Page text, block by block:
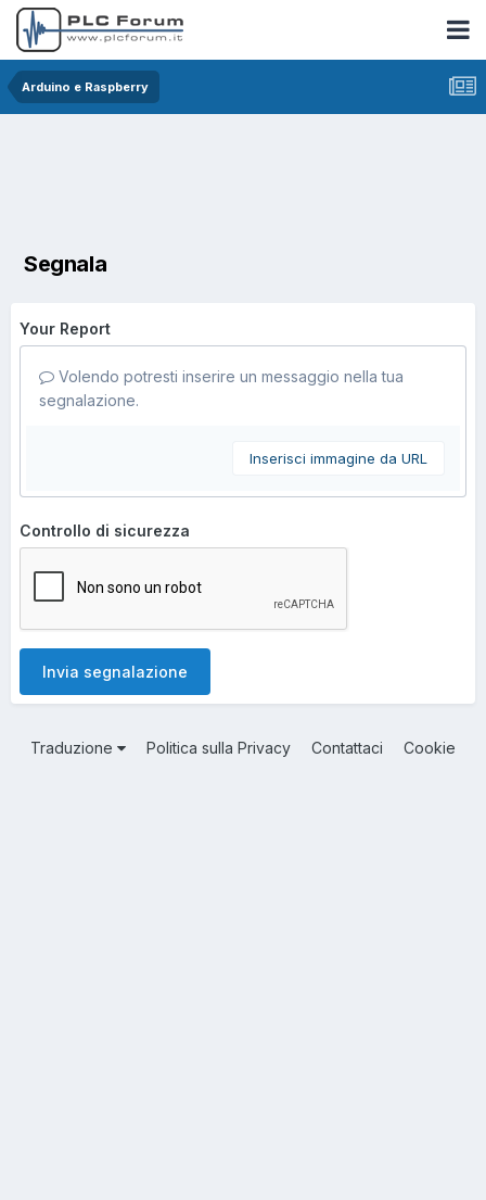
Arduino e Raspberry
Segnala
Your Report
Volendo potresti inserire un messaggio nella tua
segnalazione.
Inserisci immagine da URL
Controllo di sicurezza
Invia segnalazione
Traduzione Politica sulla Privacy Contattaci Cookie